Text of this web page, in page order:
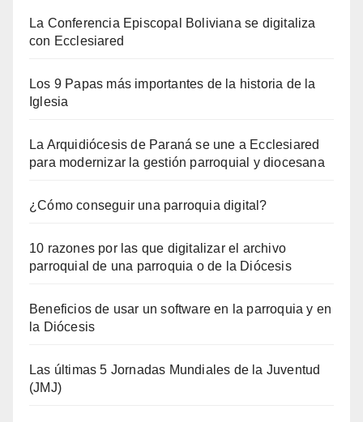
La Conferencia Episcopal Boliviana se digitaliza
con Ecclesiared
Los 9 Papas más importantes de la historia de la
Iglesia
La Arquidiócesis de Paraná se une a Ecclesiared
para modernizar la gestión parroquial y diocesana
¿Cómo conseguir una parroquia digital?
10 razones por las que digitalizar el archivo
parroquial de una parroquia o de la Diócesis
Beneficios de usar un software en la parroquia y en
la Diócesis
Las últimas 5 Jornadas Mundiales de la Juventud
(JMJ)